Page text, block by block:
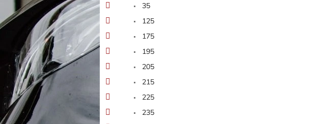
35
125
175
195
205
215
225
235